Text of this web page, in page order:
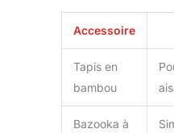
avec moins
utiliser ; nos
fabriqués à
et attachés
; les
Accessoire
Tapis en
bambou
Bazooka à